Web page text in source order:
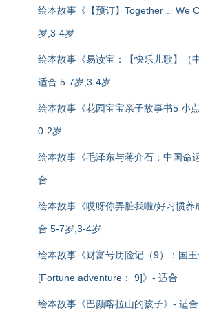
绘本故事《【预订】Together… We
岁,3-4岁
绘本故事《易读宝：【快乐儿歌】（
适合 5-7岁,3-4岁
绘本故事《花园宝宝亲子故事书5 小
0-2岁
绘本故事《毛泽东与蒋介石：中国命
合
绘本故事《哎呀你弄脏我啦/好习惯养
合 5-7岁,3-4岁
绘本故事《财富号历险记（9）：国
[Fortune adventure： 9]》- 适合
绘本故事《巴颜喀拉山的孩子》- 适合